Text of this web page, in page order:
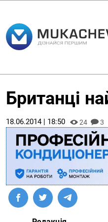
Британці
18.06.2014 | 18:50 24 3